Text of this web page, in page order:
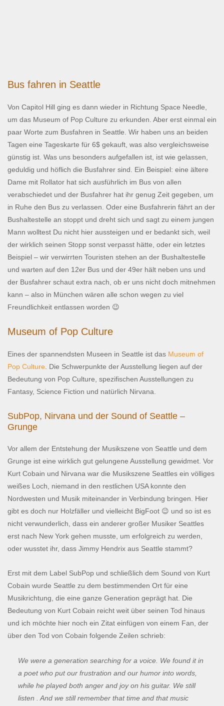
Bus fahren in Seattle
Von Capitol Hill ging es dann wieder in Richtung Space Needle,
um das Museum of Pop Culture zu erkunden. Aber erst einmal ein
paar Worte zum Busfahren in Seattle. Wir haben uns an beiden
Tagen eine Tageskarte für 6$ gekauft, was also vergleichsweise
günstig ist. Was uns besonders aufgefallen ist, ist wie gelassen,
geduldig und höflich die Busfahrer sind. Ein Beispiel: eine ältere
Dame mit Rollator hat sich ausführlich im Bus von allen
verabschiedet und der Busfahrer hat ihr genug Zeit gegeben, um
in Ruhe den Bus zu verlassen. Oder eine Busfahrerin fährt an der
Bushaltestelle an stoppt und dreht sich und sagt zu einem jungen
Mann wolltest Du nicht hier aussteigen und er bedankt sich, weil
der wirklich seinen Stopp sonst verpasst hätte, oder ein letztes
Beispiel – wir verwirrten Touristen stehen an der Bushaltestelle
und warten auf den 12er Bus und der 49er hält neben uns und
der Busfahrer schaut extra nach, ob er uns nicht doch mitnehmen
kann – also in München wären alle schon wegen zu viel
Freundlichkeit entlassen worden 😉
Museum of Pop Culture
Eines der spannendsten Museen in Seattle ist das Museum of
Pop Culture . Die Schwerpunkte der Ausstellung liegen auf der
Bedeutung von Pop Culture, spezifischen Ausstellungen zu
Fantasy, Science Fiction und natürlich Nirvana.
SubPop, Nirvana und der Sound of Seattle –
Grunge
Vor allem der Entstehung der Musikszene von Seattle und dem
Grunge ist eine wirklich gut gelungene Ausstellung gewidmet. Vor
Kurt Cobain und Nirvana war die Musikszene Seattles ein völliges
weißes Loch, niemand in den restlichen USA konnte den
Nordwesten und Musik miteinander in Verbindung bringen. Hier
gibt es doch nur Holzfäller und vielleicht BigFoot 😉 und so ist es
nicht verwunderlich, dass ein anderer großer Musiker Seattles
erst nach New York gehen musste, um erfolgreich zu werden,
oder wusstet ihr, dass Jimmy Hendrix aus Seattle stammt?
Erst mit dem Label SubPop und schließlich dem Sound von Kurt
Cobain wurde Seattle zu dem bestimmenden Ort für eine
Musikrichtung, die eine ganze Generation geprägt hat. Die
Bedeutung von Kurt Cobain reicht weit über seinen Tod hinaus
und ich möchte hier noch ein Zitat einfügen von einem Fan, der
über den Tod von Cobain folgende Zeilen schrieb:
We were a generation searching for a voice. We found it in
a poet who put our frustration and our humor into words,
while he played both anger and joy on his guitar. We still
listen . And we still remember that time and that music